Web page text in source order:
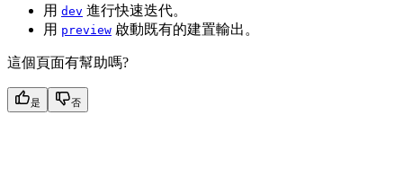
用 dev 進行快速迭代。
用 preview 啟動既有的建置輸出。
這個頁面有幫助嗎?
是 否